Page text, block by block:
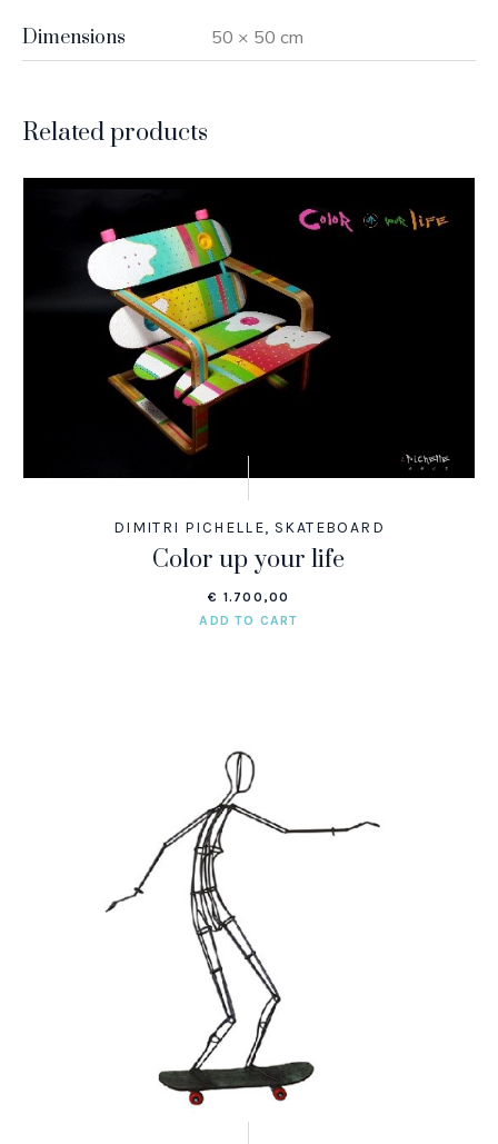
Dimensions 50 × 50 cm
Related products
DIMITRI PICHELLE, SKATEBOARD
Color up your life
€ 1.700,00
ADD TO CART